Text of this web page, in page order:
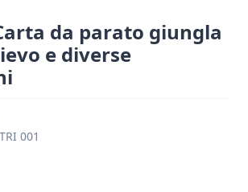
da parato giungla
e diverse
TRI 001